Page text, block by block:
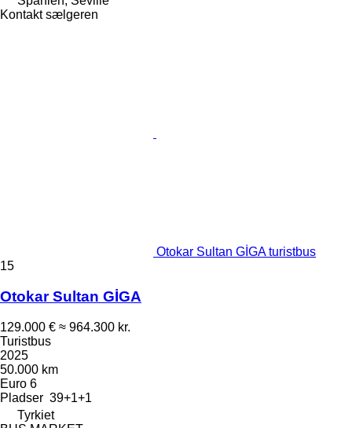
Kontakt sælgeren
Otokar Sultan GİGA turistbus
15
Otokar Sultan GİGA
129.000 € ≈ 964.300 kr.
Turistbus
2025
50.000 km
Euro 6
Pladser 39+1+1
Tyrkiet